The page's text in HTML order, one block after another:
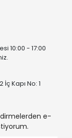
10:00 - 17:00
İç Kapı No: 1
e-